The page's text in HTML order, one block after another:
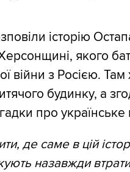
історію
якого
війни з Росією.
будинку, а
про
де саме в цій
назавжди